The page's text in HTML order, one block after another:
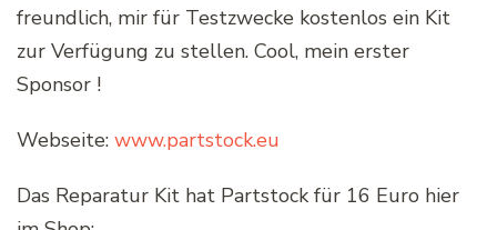
freundlich, mir für Testzwecke kostenlos ein Kit
zur Verfügung zu stellen. Cool, mein erster
Sponsor !
Webseite: www.partstock.eu
Das Reparatur Kit hat Partstock für 16 Euro hier